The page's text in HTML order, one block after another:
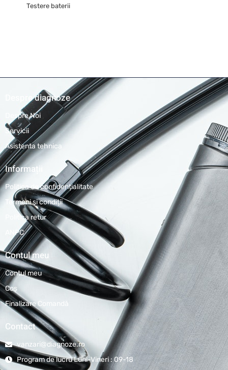
Testere baterii
Despre diagnoze
Despre Noi
Servicii
Asistenta tehnica
Informații
Politica de confidențialitate
Termeni și condiții
Politica retur
ANPC
Contul meu
Contul meu
Coş
Finalizare Comandă
Contact
vanzari@diagnoze.ro
Program de lucru Luni-Vineri : 09-18